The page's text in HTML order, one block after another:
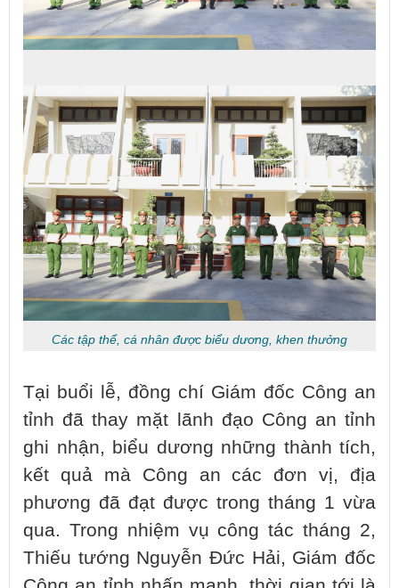
Các tập thể, cá nhân được biểu dương, khen thưởng
Tại buổi lễ, đồng chí Giám đốc Công an
tỉnh đã thay mặt lãnh đạo Công an tỉnh
ghi nhận, biểu dương những thành tích,
kết quả mà Công an các đơn vị, địa
phương đã đạt được trong tháng 1 vừa
qua. Trong nhiệm vụ công tác tháng 2,
Thiếu tướng Nguyễn Đức Hải, Giám đốc